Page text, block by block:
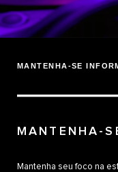
MANTENHA-SE
MANTENHA-
Mantenha seu foco na